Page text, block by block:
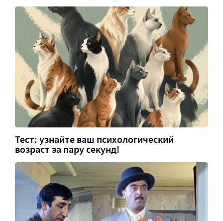
Тест: узнайте ваш психологический
возраст за пару секунд!